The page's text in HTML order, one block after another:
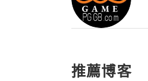
推薦博客